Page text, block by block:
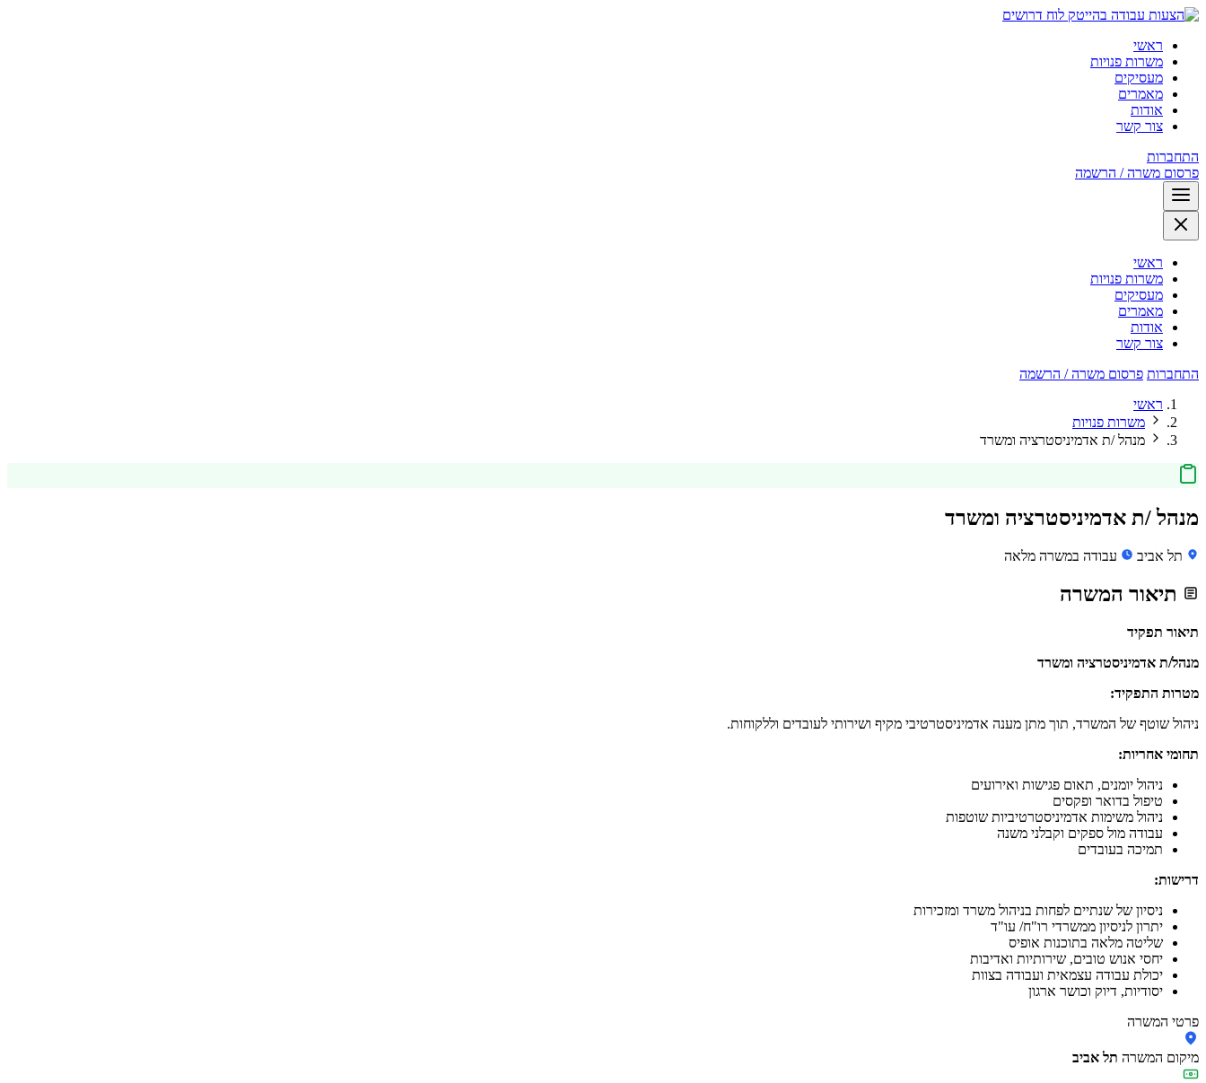
לוח דרושים
ראשי
משרות פנויות
מעסיקים
מאמרים
אודות
צור קשר
התחברות
פרסום משרה / הרשמה
ראשי
משרות פנויות
מעסיקים
מאמרים
אודות
צור קשר
התחברות פרסום משרה / הרשמה
ראשי
משרות פנויות
מנהל /ת אדמיניסטרציה ומשרד
מנהל /ת אדמיניסטרציה ומשרד
תל אביב עבודה במשרה מלאה
תיאור המשרה
תיאור תפקיד
מנהל/ת אדמיניסטרציה ומשרד
מטרות התפקיד:
ניהול שוטף של המשרד, תוך מתן מענה אדמיניסטרטיבי מקיף ושירותי לעובדים וללקוחות.
תחומי אחריות:
ניהול יומנים, תאום פגישות ואירועים
טיפול בדואר ופקסים
ניהול משימות אדמיניסטרטיביות שוטפות
עבודה מול ספקים וקבלני משנה
תמיכה בעובדים
דרישות:
ניסיון של שנתיים לפחות בניהול משרד ומזכירות
יתרון לניסיון ממשרדי רו"ח/ עו"ד
שליטה מלאה בתוכנות אופיס
יחסי אנוש טובים, שירותיות ואדיבות
יכולת עבודה עצמאית ועבודה בצוות
יסודיות, דיוק וכושר ארגון
פרטי המשרה
מיקום המשרה תל אביב